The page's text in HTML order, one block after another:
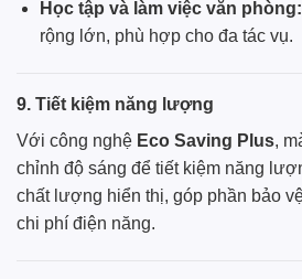
Học tập và làm việc văn phòng:
rộng lớn, phù hợp cho đa tác vụ.
9. Tiết kiệm năng lượng
Với công nghệ Eco Saving Plus,
chỉnh độ sáng để tiết kiệm năng
chất lượng hiển thị, góp phần bảo
chi phí điện năng.